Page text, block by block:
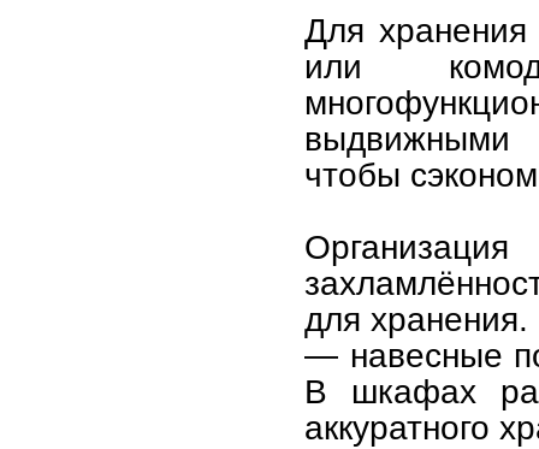
Для
или
выдвижными
чтобы
для хранения.
— навесные
В шкафах
аккуратного